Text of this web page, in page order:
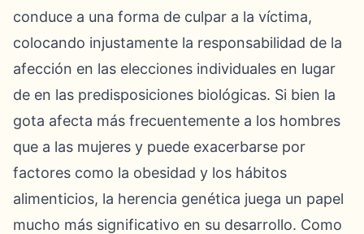
conduce a una forma de culpar a la víctima,
colocando injustamente la responsabilidad de la
afección en las elecciones individuales en lugar
de en las predisposiciones biológicas. Si bien la
gota afecta más frecuentemente a los hombres
que a las mujeres y puede exacerbarse por
factores como la obesidad y los hábitos
alimenticios, la herencia genética juega un papel
mucho más significativo en su desarrollo. Como